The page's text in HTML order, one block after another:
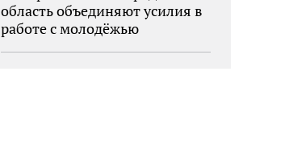
область объединяют усилия в
работе с молодёжью